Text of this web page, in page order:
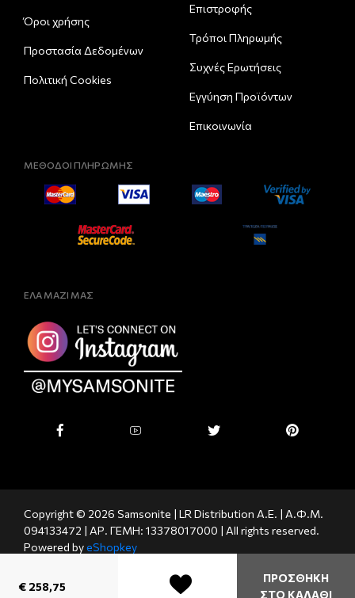
€ 258,75
ΠΡΟΣΘΗΚΗ
ΣΤΟ ΚΑΛΑΘΙ
Όροι χρήσης
Προστασία Δεδομένων
Πολιτική Cookies
Eπιστροφής
Τρόποι Πληρωμής
Συχνές Ερωτήσεις
Εγγύηση Προϊόντων
Επικοινωνία
ΜΕΘΟΔΟΙ ΠΛΗΡΩΜΗΣ
ΕΛΑ ΜΑΖΙ ΜΑΣ
Copyright © 2026 Samsonite | LR Distribution A.E. | Α.Φ.Μ.
094133472 | ΑΡ. ΓΕΜΗ: 13378017000 | All rights reserved.
Powered byeShopkey